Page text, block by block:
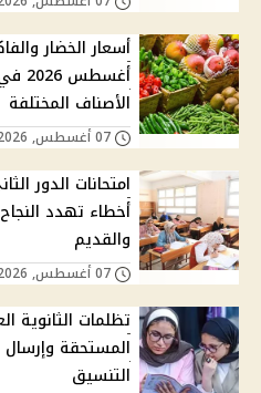
الأصناف المختلفة
أخطاء تهدد
والقديم
المستحقة
التنسيق